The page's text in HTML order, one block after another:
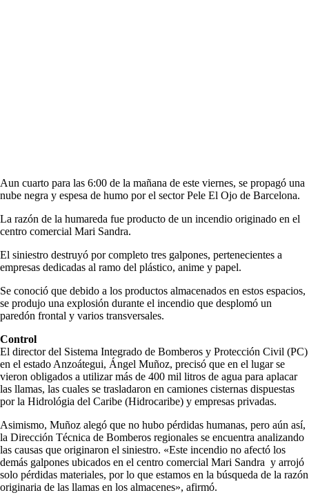
Aun cuarto para las 6:00 de la mañana de este viernes, se propagó una
nube negra y espesa de humo por el sector Pele El Ojo de Barcelona.
La razón de la humareda fue producto de un incendio originado en el
centro comercial Mari Sandra.
El siniestro destruyó por completo tres galpones, pertenecientes a
empresas dedicadas al ramo del plástico, anime y papel.
Se conoció que debido a los productos almacenados en estos espacios,
se produjo una explosión durante el incendio que desplomó un
paredón frontal y varios transversales.
Control
El director del Sistema Integrado de Bomberos y Protección Civil (PC)
en el estado Anzoátegui, Ángel Muñoz, precisó que en el lugar se
vieron obligados a utilizar más de 400 mil litros de agua para aplacar
las llamas, las cuales se trasladaron en camiones cisternas dispuestas
por la Hidrológia del Caribe (Hidrocaribe) y empresas privadas.
Asimismo, Muñoz alegó que no hubo pérdidas humanas, pero aún así,
la Dirección Técnica de Bomberos regionales se encuentra analizando
las causas que originaron el siniestro. «Este incendio no afectó los
demás galpones ubicados en el centro comercial Mari Sandra y arrojó
solo pérdidas materiales, por lo que estamos en la búsqueda de la razón
originaria de las llamas en los almacenes», afirmó.